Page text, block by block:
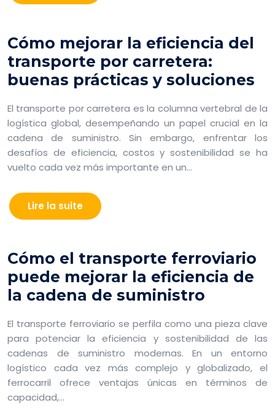
Cómo mejorar la eficiencia del
transporte por carretera:
buenas prácticas y soluciones
El transporte por carretera es la columna vertebral de la
logística global, desempeñando un papel crucial en la
cadena de suministro. Sin embargo, enfrentar los
desafíos de eficiencia, costos y sostenibilidad se ha
vuelto cada vez más importante en un…
Lire la suite
Cómo el transporte ferroviario
puede mejorar la eficiencia de
la cadena de suministro
El transporte ferroviario se perfila como una pieza clave
para potenciar la eficiencia y sostenibilidad de las
cadenas de suministro modernas. En un entorno
logístico cada vez más complejo y globalizado, el
ferrocarril ofrece ventajas únicas en términos de
capacidad,…